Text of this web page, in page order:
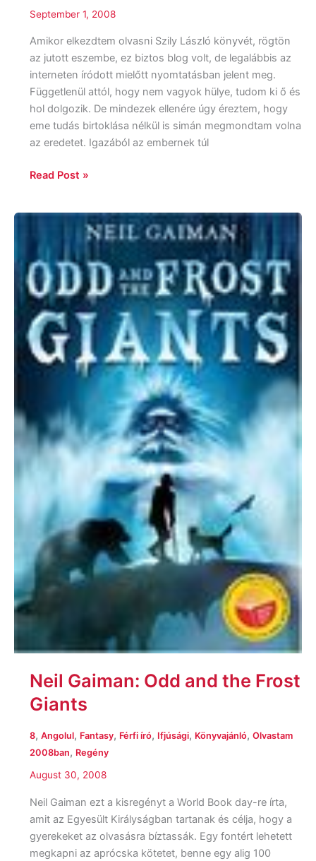
September 1, 2008
Amikor elkezdtem olvasni Szily László könyvét, rögtön
az jutott eszembe, ez biztos blog volt, de legalábbis az
interneten íródott mielőtt nyomtatásban jelent meg.
Függetlenül attól, hogy nem vagyok hülye, tudom ki ő és
hol dolgozik. De mindezek ellenére úgy éreztem, hogy
eme tudás birtoklása nélkül is simán megmondtam volna
az eredetet. Igazából az embernek túl
Read Post »
Neil Gaiman: Odd and the Frost
Giants
8, Angolul, Fantasy, Férfi író, Ifjúsági, Könyvajánló, Olvastam
2008ban, Regény
August 30, 2008
Neil Gaiman ezt a kisregényt a World Book day-re írta,
amit az Egyesült Királyságban tartanak és célja, hogy a
gyerekeket az olvasásra bíztassák. Egy fontért lehetett
megkapni az aprócska kötetet, benne egy alig 100
and
the
Frost
Giants